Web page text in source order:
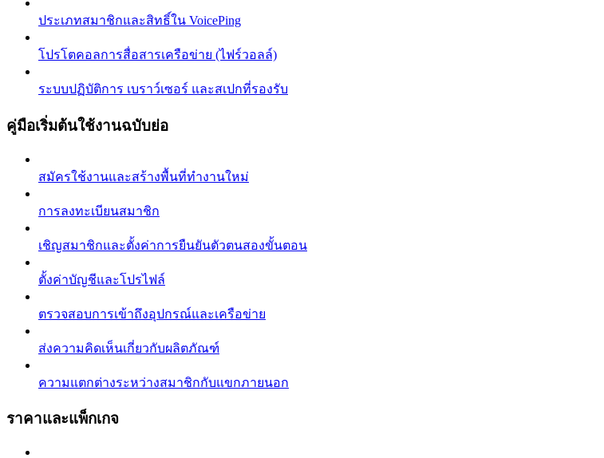
ประเภทสมาชิกและสิทธิ์ใน VoicePing
โปรโตคอลการสื่อสารเครือข่าย (ไฟร์วอลล์)
ระบบปฏิบัติการ เบราว์เซอร์ และสเปกที่รองรับ
คู่มือเริ่มต้นใช้งานฉบับย่อ
สมัครใช้งานและสร้างพื้นที่ทำงานใหม่
การลงทะเบียนสมาชิก
เชิญสมาชิกและตั้งค่าการยืนยันตัวตนสองขั้นตอน
ตั้งค่าบัญชีและโปรไฟล์
ตรวจสอบการเข้าถึงอุปกรณ์และเครือข่าย
ส่งความคิดเห็นเกี่ยวกับผลิตภัณฑ์
ความแตกต่างระหว่างสมาชิกกับแขกภายนอก
ราคาและแพ็กเกจ